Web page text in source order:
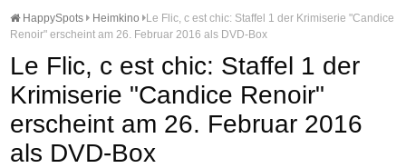
HappySpots Heimkino
Le Flic, c est chic: Staffel 1 der Krimiserie "Candice
Renoir" erscheint am 26. Februar 2016 als DVD-Box
Le Flic, c est chic: Staffel 1 der
Krimiserie "Candice Renoir"
erscheint am 26. Februar 2016
als DVD-Box